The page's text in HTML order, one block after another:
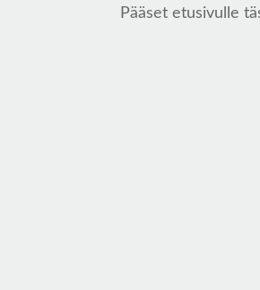
Pääset etusivulle